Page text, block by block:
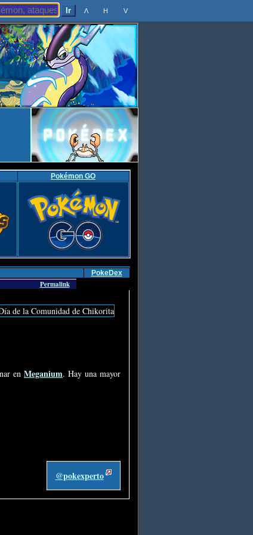
Λ H V
Pokémon GO
PokeDex
Permalink
en Meganium. Hay una mayor
@pokexperto